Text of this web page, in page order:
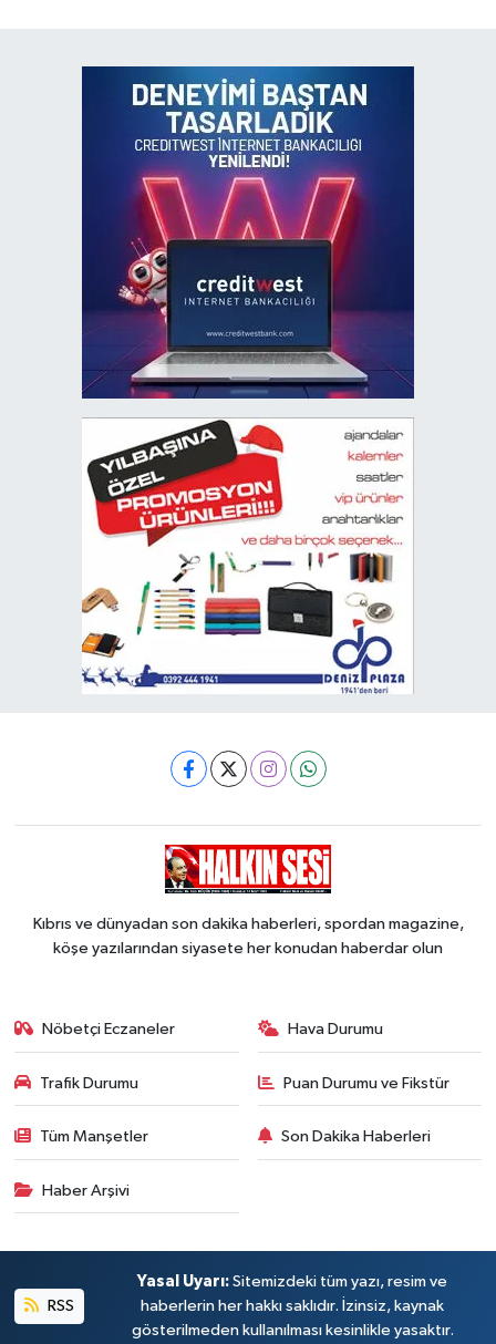
Kıbrıs ve dünyadan son dakika haberleri, spordan magazine,
köşe yazılarından siyasete her konudan haberdar olun
Nöbetçi Eczaneler Hava Durumu
Trafik Durumu Puan Durumu ve Fikstür
Tüm Manşetler Son Dakika Haberleri
Haber Arşivi
RSS
Yasal Uyarı: Sitemizdeki tüm yazı, resim ve
haberlerin her hakkı saklıdır. İzinsiz, kaynak
gösterilmeden kullanılması kesinlikle yasaktır.